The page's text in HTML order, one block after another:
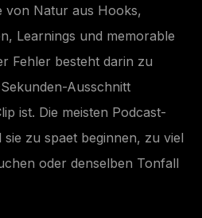
von Natur aus Hooks,
Learnings und memorable
Fehler besteht darin zu
Ausschnitt
ist. Die meisten Podcast-
zu spaet beginnen, zu viel
oder denselben Tonfall